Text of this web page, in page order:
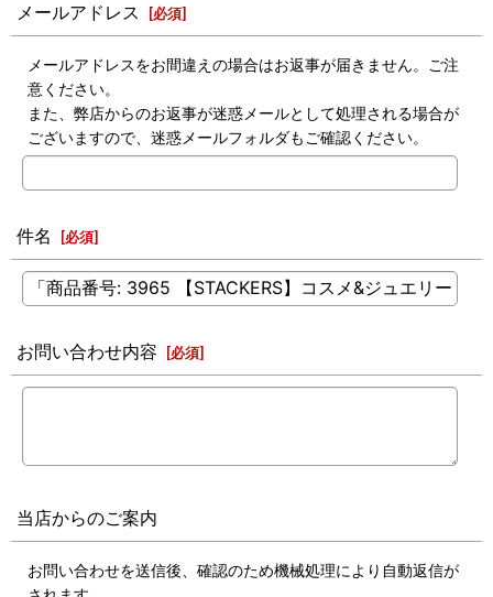
メールアドレス [必須]
メールアドレスをお間違えの場合はお返事が届きません。ご注
意ください。
また、弊店からのお返事が迷惑メールとして処理される場合が
ございますので、迷惑メールフォルダもご確認ください。
件名 [必須]
お問い合わせ内容 [必須]
当店からのご案内
お問い合わせを送信後、確認のため機械処理により自動返信が